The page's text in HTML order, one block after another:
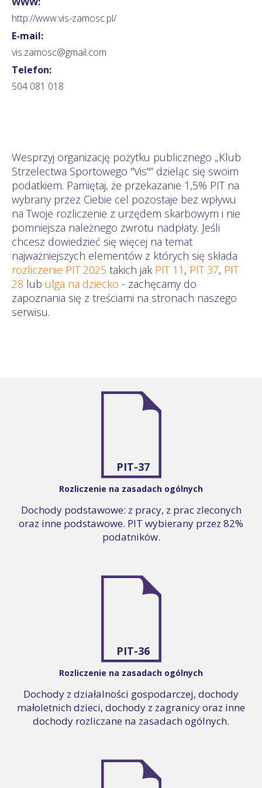
http://www.vis-zamosc.pl/
E-mail:
vis.zamosc@gmail.com
Telefon:
504 081 018
Wesprzyj organizację pożytku publicznego „Klub
Strzelectwa Sportowego "Vis"” dzieląc się swoim
podatkiem. Pamiętaj, że przekazanie 1,5% PIT na
wybrany przez Ciebie cel pozostaje bez wpływu
na Twoje rozliczenie z urzędem skarbowym i nie
pomniejsza należnego zwrotu nadpłaty. Jeśli
chcesz dowiedzieć się więcej na temat
najważniejszych elementów z których się składa
rozliczenie PIT 2025 takich jak PIT 11 , PIT 37, PIT
28 lub ulga na dziecko - zachęcamy do
zapoznania się z treściami na stronach naszego
serwisu.
PIT-37
Rozliczenie na zasadach ogólnych
Dochody podstawowe: z pracy, z prac zleconych
oraz inne podstawowe. PIT wybierany przez 82%
podatników.
PIT-36
Rozliczenie na zasadach ogólnych
Dochody z działalności gospodarczej, dochody
małoletnich dzieci, dochody z zagranicy oraz inne
dochody rozliczane na zasadach ogólnych.